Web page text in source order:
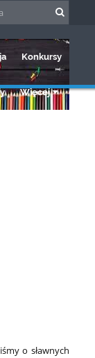
Konkursy
Więcej
o sławnych